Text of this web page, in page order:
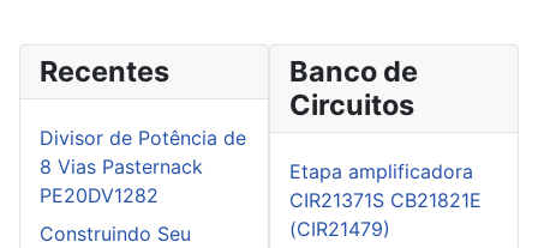
Recentes
Divisor de Potência de
8 Vias Pasternack
PE20DV1282
Construindo Seu
Banco de
Circuitos
Etapa amplificadora
CIR21371S CB21821E
(CIR21479)